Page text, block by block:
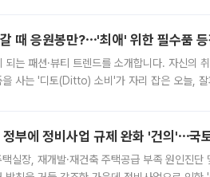
때 응원봉만?⋯'최애' 위한 필수품
되는 패션·뷰티 트렌드를 소개합니다. 자신의
을 사는 '디토(Ditto) 소비'가 자리 잡은 오늘,
정부에 정비사업 규제 완화 '건의'⋯국
택실장, 재개발·재건축 주택공급 부족 원인진